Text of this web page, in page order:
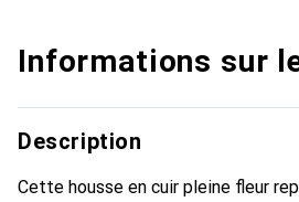
Informations sur
Description
Cette housse en cuir pleine fleur